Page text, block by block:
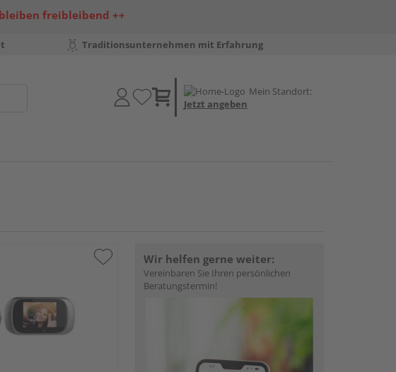
freibleibend ++
Traditionsunternehmen mit Erfahrung
Mein Standort:
Jetzt angeben
Wir helfen gerne weiter:
Vereinbaren Sie Ihren persönlichen
Beratungstermin!